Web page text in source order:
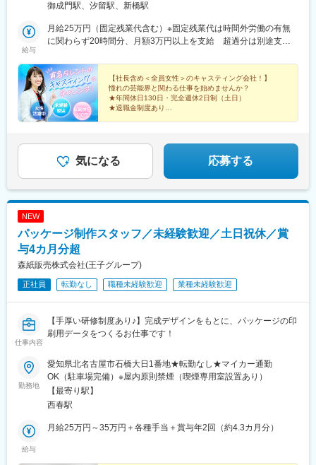
御成門駅、汐留駅、新橋駅
給与
月給25万円（固定残業代含む）※固定残業代は時間外労働の有無
に関わらず20時間分、月額3万円以上を支給 超過分は別途支給※
代は時間外労働の有無に関わらず20時間分、月額3万円以上を支
給 超過分は別途支給※年齢・経験・スキルを考慮して決定
【社長含め＜全員女性＞のキャスティング会社！】
憧れの芸能界と関わる仕事を始めませんか？
★年間休日130日・完全週休2日制（土日）
★退職金制度あり
気になる 応募する
NEW
パッケージ制作スタッフ／未経験歓迎／土日祝休／賞
与4カ月分超
森紙販売株式会社(王子グループ)
正社員 転勤なし 職種未経験歓迎 業種未経験歓迎
仕事内容
【手厚い研修制度あり♪】完成デザインをもとに、パッケージの印
刷用データをつくるお仕事です！
勤務地
愛知県北名古屋市石橋大日1番地★転勤なし★マイカー通勤
OK（駐車場完備）※屋内原則禁煙（喫煙専用室設置あり）
【最寄り駅】
西春駅
給与
月給25万円～35万円＋各種手当＋賞与年2回（約4.3カ月分）